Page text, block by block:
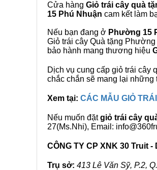
Cửa hàng Giỏ trái cây quà
15 Phú Nhuận cam kết làm
Nếu bạn đang ở Phường 15
Giỏ trái cây Quà tặng
bảo hành mang thương hiệu
Dịch vụ cung cấp giỏ trái
chắc chắn sẽ mang lại những
Xem tại: CÁC MẪU GIỎ
Nếu muốn đặtgiỏ trái cây
27(Ms.Nhi), Email:
CÔNG TY CP XNK 30 Truit
Trụ sở: 413 Lê Văn Sỹ, P.2,